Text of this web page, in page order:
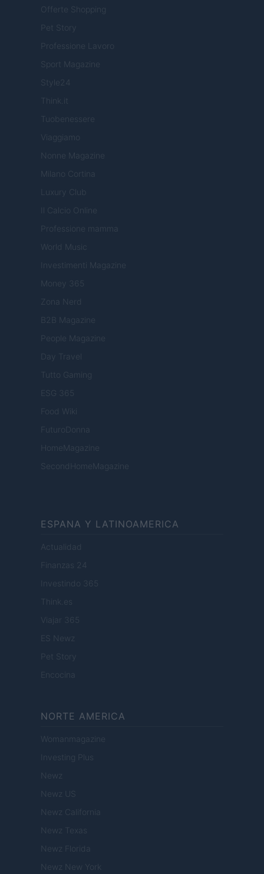
Offerte Shopping
Pet Story
Professione Lavoro
Sport Magazine
Style24
Think.it
Tuobenessere
Viaggiamo
Nonne Magazine
Milano Cortina
Luxury Club
Il Calcio Online
Professione mamma
World Music
Investimenti Magazine
Money 365
Zona Nerd
B2B Magazine
People Magazine
Day Travel
Tutto Gaming
ESG 365
Food Wiki
FuturoDonna
HomeMagazine
SecondHomeMagazine
ESPANA Y LATINOAMERICA
Actualidad
Finanzas 24
Investindo 365
Think.es
Viajar 365
ES Newz
Pet Story
Encocina
NORTE AMERICA
Womanmagazine
Investing Plus
Newz
Newz US
Newz California
Newz Texas
Newz Florida
Newz New York